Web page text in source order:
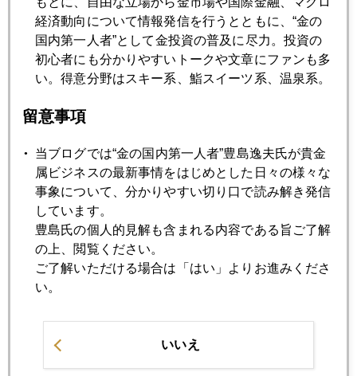
2013年10月23日
米雇用統計悪化で金価格急騰
2013年10月22日
金色人気で復活する宝飾品「下心需要」
2013年10月21日
ソロス氏が日系女性と再婚していた
2013年10月18日
デフォルト回避後のトレンド、ドル不安でもドル高
2013年10月17日
米国債務問題最終幕
経済動向について情報発信を行うとともに、“金の
国内第一人者”として金投資の普及に尽力。投資の
初心者にも分かりやすいトークや文章にファンも多
い。得意分野はスキー系、鮨スイーツ系、温泉系。
留意事項
当ブログでは“金の国内第一人者”豊島逸夫氏が貴金
属ビジネスの最新事情をはじめとした日々の様々な
事象について、分かりやすい切り口で読み解き発信
しています。
豊島氏の個人的見解も含まれる内容である旨ご了解
の上、閲覧ください。
ご了解いただける場合は「はい」よりお進みくださ
い。
いいえ